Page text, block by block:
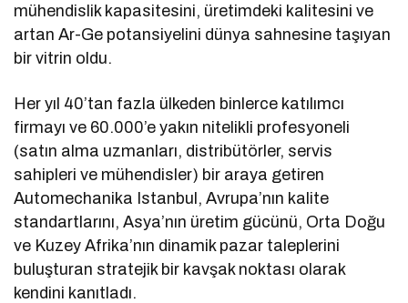
mühendislik kapasitesini, üretimdeki kalitesini ve
artan Ar-Ge potansiyelini dünya sahnesine taşıyan
bir vitrin oldu.
Her yıl 40’tan fazla ülkeden binlerce katılımcı
firmayı ve 60.000’e yakın nitelikli profesyoneli
(satın alma uzmanları, distribütörler, servis
sahipleri ve mühendisler) bir araya getiren
Automechanika Istanbul, Avrupa’nın kalite
standartlarını, Asya’nın üretim gücünü, Orta Doğu
ve Kuzey Afrika’nın dinamik pazar taleplerini
buluşturan stratejik bir kavşak noktası olarak
kendini kanıtladı.